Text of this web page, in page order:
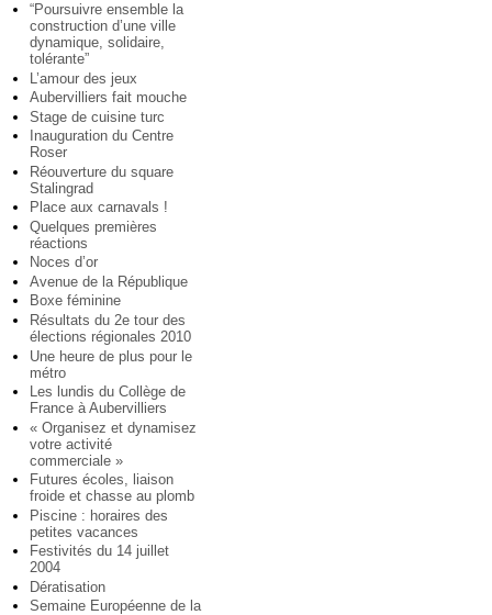
“Poursuivre ensemble la
construction d’une ville
dynamique, solidaire,
tolérante”
L’amour des jeux
Aubervilliers fait mouche
Stage de cuisine turc
Inauguration du Centre
Roser
Réouverture du square
Stalingrad
Place aux carnavals !
Quelques premières
réactions
Noces d’or
Avenue de la République
Boxe féminine
Résultats du 2e tour des
élections régionales 2010
Une heure de plus pour le
métro
Les lundis du Collège de
France à Aubervilliers
« Organisez et dynamisez
votre activité
commerciale »
Futures écoles, liaison
froide et chasse au plomb
Piscine : horaires des
petites vacances
Festivités du 14 juillet
2004
Dératisation
Semaine Européenne de la